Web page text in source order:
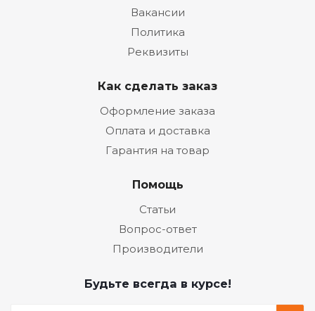
Вакансии
Политика
Реквизиты
Как сделать заказ
Оформление заказа
Оплата и доставка
Гарантия на товар
Помощь
Статьи
Вопрос-ответ
Производители
Будьте всегда в курсе!